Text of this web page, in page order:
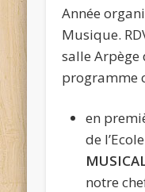
Année
Musique.
salle Arpège
programme
en
de
notre